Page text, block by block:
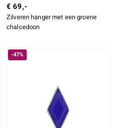
€ 69,-
Zilveren hanger met een groene
chalcedoon
-47%